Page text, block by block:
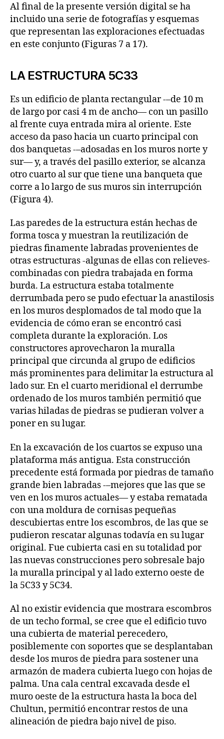
Al final de la presente versión digital se ha
incluido una serie de fotografías y esquemas
que representan las exploraciones efectuadas
en este conjunto (Figuras 7 a 17).
LA ESTRUCTURA 5C33
Es un edificio de planta rectangular -–de 10 m
de largo por casi 4 m de ancho— con un pasillo
al frente cuya entrada mira al oriente. Este
acceso da paso hacia un cuarto principal con
dos banquetas -–adosadas en los muros norte y
sur— y, a través del pasillo exterior, se alcanza
otro cuarto al sur que tiene una banqueta que
corre a lo largo de sus muros sin interrupción
(Figura 4).
Las paredes de la estructura están hechas de
forma tosca y muestran la reutilización de
piedras finamente labradas provenientes de
otras estructuras -algunas de ellas con relieves-
combinadas con piedra trabajada en forma
burda. La estructura estaba totalmente
derrumbada pero se pudo efectuar la anastilosis
en los muros desplomados de tal modo que la
evidencia de cómo eran se encontró casi
completa durante la exploración. Los
constructores aprovecharon la muralla
principal que circunda al grupo de edificios
más prominentes para delimitar la estructura al
lado sur. En el cuarto meridional el derrumbe
ordenado de los muros también permitió que
varias hiladas de piedras se pudieran volver a
poner en su lugar.
En la excavación de los cuartos se expuso una
plataforma más antigua. Esta construcción
precedente está formada por piedras de tamaño
grande bien labradas -–mejores que las que se
ven en los muros actuales— y estaba rematada
con una moldura de cornisas pequeñas
descubiertas entre los escombros, de las que se
pudieron rescatar algunas todavía en su lugar
original. Fue cubierta casi en su totalidad por
las nuevas construcciones pero sobresale bajo
la muralla principal y al lado externo oeste de
la 5C33 y 5C34.
Al no existir evidencia que mostrara escombros
de un techo formal, se cree que el edificio tuvo
una cubierta de material perecedero,
posiblemente con soportes que se desplantaban
desde los muros de piedra para sostener una
armazón de madera cubierta luego con hojas de
palma. Una cala central excavada desde el
muro oeste de la estructura hasta la boca del
Chultun, permitió encontrar restos de una
alineación de piedra bajo nivel de piso.